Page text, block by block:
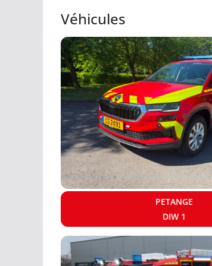
Véhicules
PETANGE
DIW 1